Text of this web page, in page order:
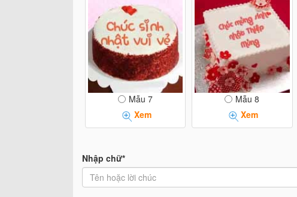
Mẫu 7
Xem
Mẫu 8
Xem
Nhập chữ*